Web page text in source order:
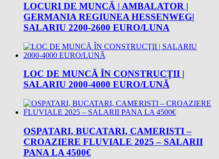
LOCURI DE MUNCĂ | AMBALATOR |
GERMANIA REGIUNEA HESSENWEG|
SALARIU 2200-2600 EURO/LUNA
LOC DE MUNCĂ ÎN CONSTRUCŢII |
SALARIU 2000-4000 EURO/LUNĂ
OSPATARI, BUCATARI, CAMERISTI –
CROAZIERE FLUVIALE 2025 – SALARII
PANA LA 4500€